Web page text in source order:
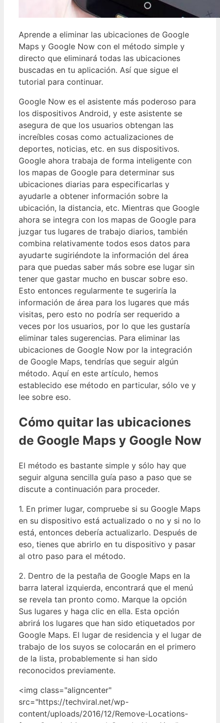
Aprende a eliminar las ubicaciones de Google
Maps y Google Now con el método simple y
directo que eliminará todas las ubicaciones
buscadas en tu aplicación. Así que sigue el
tutorial para continuar.
Google Now es el asistente más poderoso para
los dispositivos Android, y este asistente se
asegura de que los usuarios obtengan las
increíbles cosas como actualizaciones de
deportes, noticias, etc. en sus dispositivos.
Google ahora trabaja de forma inteligente con
los mapas de Google para determinar sus
ubicaciones diarias para especificarlas y
ayudarle a obtener información sobre la
ubicación, la distancia, etc. Mientras que Google
ahora se integra con los mapas de Google para
juzgar tus lugares de trabajo diarios, también
combina relativamente todos esos datos para
ayudarte sugiriéndote la información del área
para que puedas saber más sobre ese lugar sin
tener que gastar mucho en buscar sobre eso.
Esto entonces regularmente te sugeriría la
información de área para los lugares que más
visitas, pero esto no podría ser requerido a
veces por los usuarios, por lo que les gustaría
eliminar tales sugerencias. Para eliminar las
ubicaciones de Google Now por la integración
de Google Maps, tendrías que seguir algún
método. Aquí en este artículo, hemos
establecido ese método en particular, sólo ve y
lee sobre eso.
Cómo quitar las ubicaciones
de Google Maps y Google Now
El método es bastante simple y sólo hay que
seguir alguna sencilla guía paso a paso que se
discute a continuación para proceder.
1. En primer lugar, compruebe si su Google Maps
en su dispositivo está actualizado o no y si no lo
está, entonces debería actualizarlo. Después de
eso, tienes que abrirlo en tu dispositivo y pasar
al otro paso para el método.
2. Dentro de la pestaña de Google Maps en la
barra lateral izquierda, encontrará que el menú
se revela tan pronto como. Marque la opción
Sus lugares y haga clic en ella. Esta opción
abrirá los lugares que han sido etiquetados por
Google Maps. El lugar de residencia y el lugar de
trabajo de los suyos se colocarán en el primero
de la lista, probablemente si han sido
reconocidos previamente.
<img class="aligncenter"
src="https://techviral.net/wp-
content/uploads/2016/12/Remove-Locations-